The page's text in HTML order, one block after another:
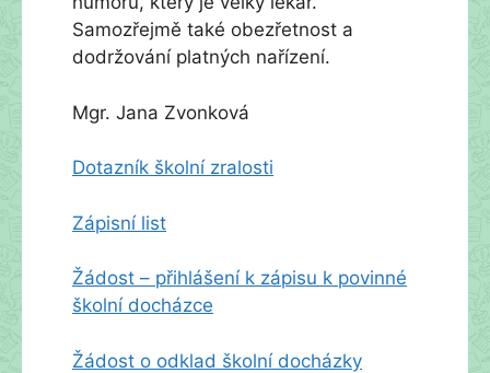
Samozřejmě také obezřetnost a
dodržování platných nařízení.
Mgr. Jana Zvonková
Dotazník školní zralosti
Zápisní list
Žádost – přihlášení k zápisu k povinné
školní docházce
Žádost o odklad školní docházky